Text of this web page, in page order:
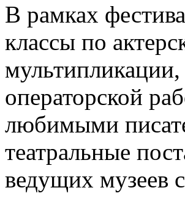
В рамках
классы по
операторской
любимыми
театральные
ведущих музеев